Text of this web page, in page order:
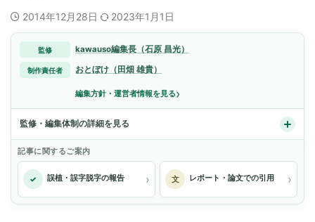
2014年12月28日 2023年1月1日
監修 kawauso編集長（石原 昌光）
制作責任者 おとぼけ（田畑 雄貴）
編集方針・運営者情報を見る›
監修・編集体制の詳細を見る
記事に関するご案内
✓ 誤植・誤字脱字の報告 › 文 レポート・論文での引用 ›